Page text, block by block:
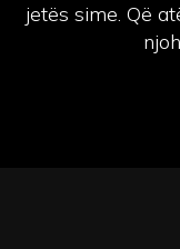
jetës sime. Që